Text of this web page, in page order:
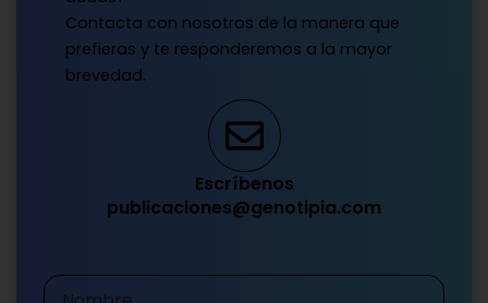
Contacta con nosotros de la manera que
prefieras y te responderemos a la mayor
brevedad.
Escríbenos
publicaciones@genotipia.com
Nombre